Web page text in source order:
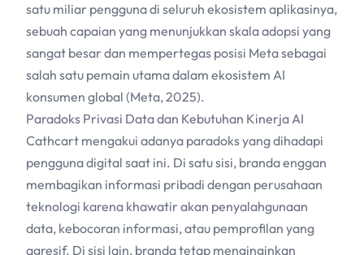
satu miliar pengguna di seluruh ekosistem aplikasinya,
sebuah capaian yang menunjukkan skala adopsi yang
sangat besar dan mempertegas posisi Meta sebagai
salah satu pemain utama dalam ekosistem AI
konsumen global (Meta, 2025).
Paradoks Privasi Data dan Kebutuhan KinerjaAI
Cathcart mengakui adanya paradoks yang dihadapi
pengguna digital saat ini. Di satu sisi, branda enggan
membagikan informasi pribadi dengan perusahaan
teknologi karena khawatir akan penyalahgunaan
data, kebocoran informasi, atau pemprofilan yang
agresif. Di sisi lain, branda tetap menginginkan